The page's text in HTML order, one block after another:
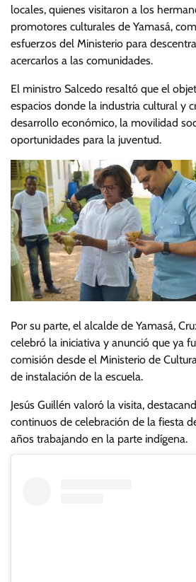
locales, quienes visitaron a los
promotores culturales de Yamasá,
esfuerzos del Ministerio para
acercarlos a las comunidades.
El ministro Salcedo resaltó que el
espacios donde la industria cultural y
desarrollo económico, la movilidad
oportunidades para la juventud.
Por su parte, el alcalde de Yamasá,
celebró la iniciativa y anunció que ya
comisión desde el Ministerio de
de instalación de la escuela.
Jesús Guillén valoró la visita,
continuos de celebración de la fiesta
años trabajando en la parte indígena.